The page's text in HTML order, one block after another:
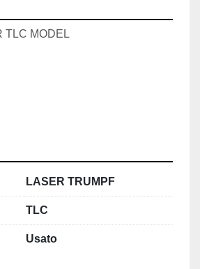
TLC MODEL
LASER TRUMPF
TLC
Usato